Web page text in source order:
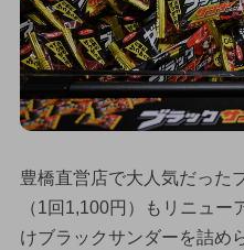
豊橋直営店で大人気だった
（1回1,100円）もリニュ
けブラックサンダーを詰め